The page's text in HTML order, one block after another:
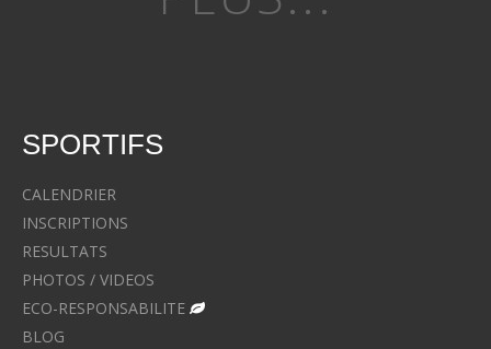
SPORTIFS
CALENDRIER
INSCRIPTIONS
RESULTATS
PHOTOS / VIDEOS
ECO-RESPONSABILITE
BLOG